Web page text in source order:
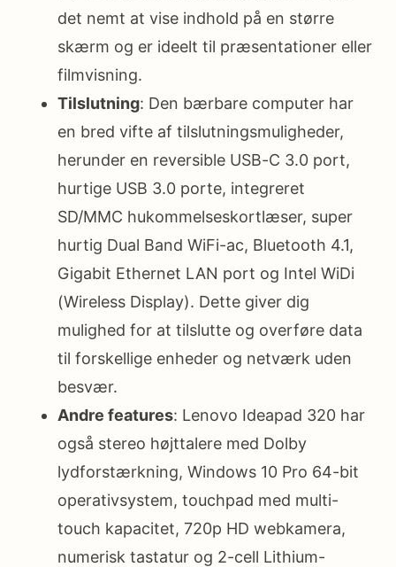
det nemt at vise indhold på en større
skærm og er ideelt til præsentationer eller
filmvisning.
Tilslutning: Den bærbare computer har
en bred vifte af tilslutningsmuligheder,
herunder en reversible USB-C 3.0 port,
hurtige USB 3.0 porte, integreret
SD/MMC hukommelseskortlæser, super
hurtig Dual Band WiFi-ac, Bluetooth 4.1,
Gigabit Ethernet LAN port og Intel WiDi
(Wireless Display). Dette giver dig
mulighed for at tilslutte og overføre data
til forskellige enheder og netværk uden
besvær.
Andre features: Lenovo Ideapad 320 har
også stereo højttalere med Dolby
lydforstærkning, Windows 10 Pro 64-bit
operativsystem, touchpad med multi-
touch kapacitet, 720p HD webkamera,
numerisk tastatur og 2-cell Lithium-